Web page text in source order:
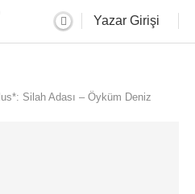
Yazar Girişi
Silah Adası – Öyküm Deniz